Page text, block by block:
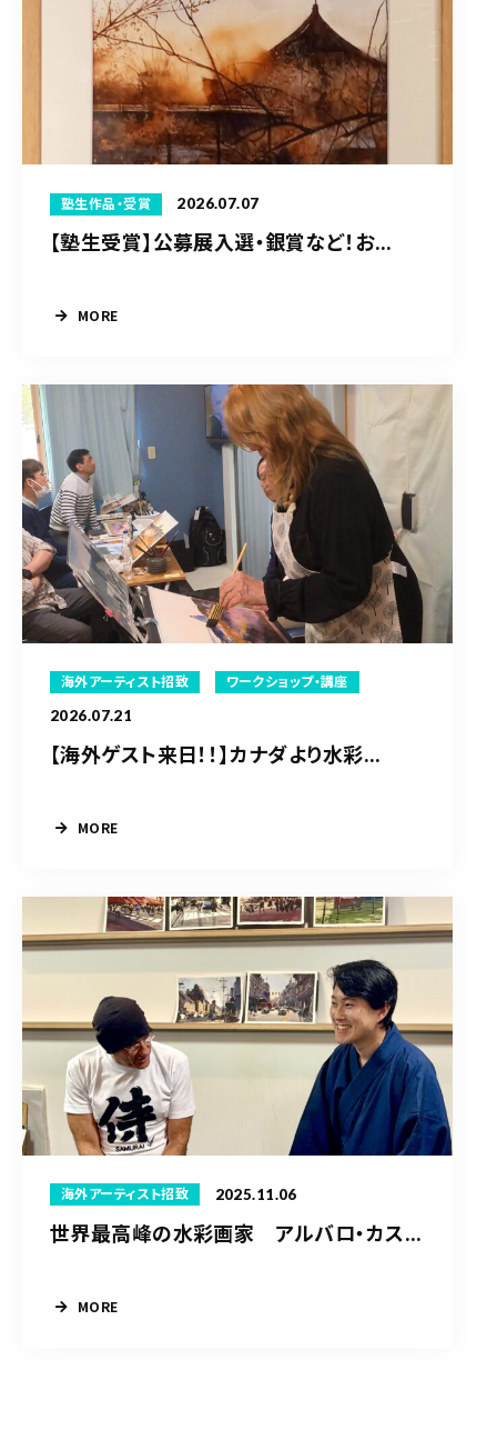
塾生作品・受賞 2026.07.07
【塾生受賞】公募展入選・銀賞など！お...
MORE
海外アーティスト招致 ワークショップ・講座
2026.07.21
【海外ゲスト来日！！】カナダより水彩...
MORE
海外アーティスト招致 2025.11.06
世界最高峰の水彩画家 アルバロ・カス...
MORE